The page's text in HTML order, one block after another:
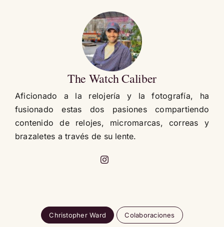
The Watch Caliber
Aficionado a la relojería y la fotografía, ha
fusionado estas dos pasiones compartiendo
contenido de relojes, micromarcas, correas y
brazaletes a través de su lente.
Christopher Ward Colaboraciones